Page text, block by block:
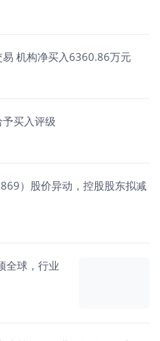
机构净买入6360.86万元
买入评级
）股价异动，控股股东拟减
全球，行业